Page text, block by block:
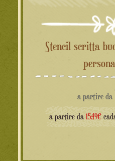
Stencil scritta bucata in alluminio
a partire da
a partire da 15.49€